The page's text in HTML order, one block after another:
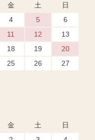
金 土
日
4 5
6
11 12
13
18 19
20
25 26
27
金 土
日